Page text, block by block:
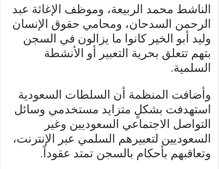
الناشط محمد الربيعة، وموظف الإغاثة عبد
الرحمن السدحان، ومحامي حقوق الإنسان
وليد أبو الخير كانوا ما يزالون في السجن
بتهم تتعلق بحرية التعبير أو الأنشطة
السلمية.
وأضافت المنظمة أن السلطات السعودية
استهدفت بشكلٍ متزايد مستخدمي وسائل
التواصل الاجتماعي السعوديين وغير
السعوديين لتعبيرهم السلمي عبر الإنترنت،
وتعاقبهم بأحكام بالسجن تمتد عقوداً.